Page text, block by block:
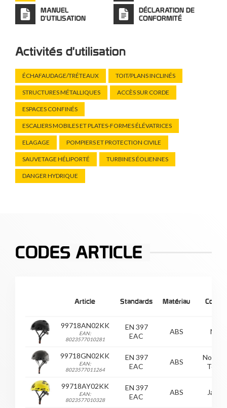
MANUEL
D'UTILISATION
DÉCLARATION DE
CONFORMITÉ
Activités d'utilisation
ÉCHAFAUDAGE/TRÉTEAUX TOIT/PLANS INCLINÉS
STRUCTURES MÉTALLIQUES ACCÈS SUR CORDE
ESPACES CONFINÉS
ESCALIERS MOBILES ET PLATES-FORMES ÉLÉVATRICES
ELAGAGE POMPIERS ET PROTECTION CIVILE
SAUVETAGE HÉLIPORTÉ TURBINES ÉOLIENNES
DANGER HYDRIQUE
CODES ARTICLE
Article Standards Matériau
99718AN02KK
EAN:
8023577010281
EN 397
EAC
ABS Noir
99718GN02KK
EAN:
8023577011264
EN 397
EAC
ABS
Noir
Touch
99718AY02KK
EAN:
8023577010328
EN 397
EAC
ABS Jaune